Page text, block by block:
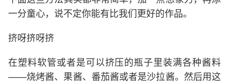
一分童心，说不定你能有比我们更好的作品。
挤呀挤呀挤
在塑料软管或者是可以挤压的瓶子里装满各种酱料
——烧烤酱、果酱、番茄酱或者是沙拉酱。然后用这